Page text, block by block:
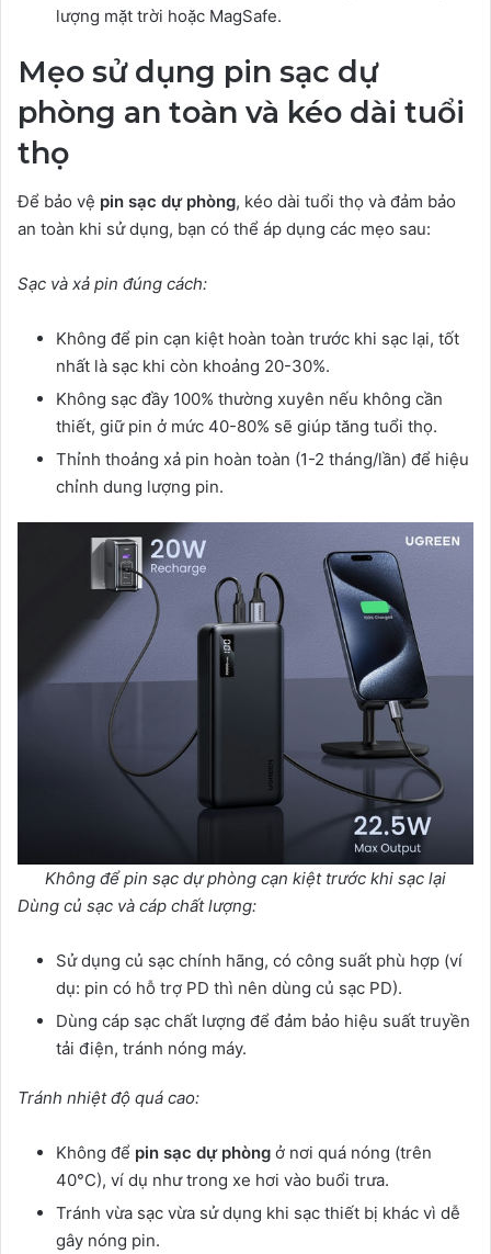
lượng mặt trời hoặc MagSafe.
Mẹo sử dụng pin sạc dự
phòng an toàn và kéo dài tuổi
thọ
Để bảo vệ pin sạc dự phòng, kéo dài tuổi thọ và đảm bảo
an toàn khi sử dụng, bạn có thể áp dụng các mẹo sau:
Sạc và xả pin đúng cách:
Không để pin cạn kiệt hoàn toàn trước khi sạc lại, tốt
nhất là sạc khi còn khoảng 20-30%.
Không sạc đầy 100% thường xuyên nếu không cần
thiết, giữ pin ở mức 40-80% sẽ giúp tăng tuổi thọ.
Thỉnh thoảng xả pin hoàn toàn (1-2 tháng/lần) để hiệu
chỉnh dung lượng pin.
Không để pin sạc dự phòng cạn kiệt trước khi sạc lại
Dùng củ sạc và cáp chất lượng:
Sử dụng củ sạc chính hãng, có công suất phù hợp (ví
dụ: pin có hỗ trợ PD thì nên dùng củ sạc PD).
Dùng cáp sạc chất lượng để đảm bảo hiệu suất truyền
tải điện, tránh nóng máy.
Tránh nhiệt độ quá cao:
Không để pin sạc dự phòng ở nơi quá nóng (trên
40°C), ví dụ như trong xe hơi vào buổi trưa.
Tránh vừa sạc vừa sử dụng khi sạc thiết bị khác vì dễ
gây nóng pin.